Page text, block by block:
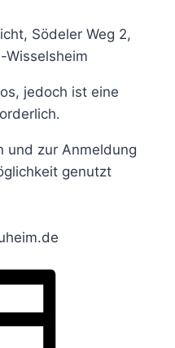
Södeler Weg 2,
Wisselsheim
jedoch ist eine
und zur Anmeldung
genutzt